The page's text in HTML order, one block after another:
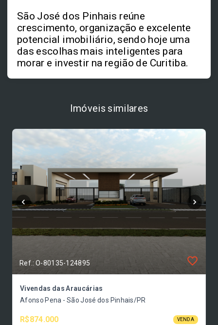
São José dos Pinhais reúne
crescimento, organização e excelente
potencial imobiliário, sendo hoje uma
das escolhas mais inteligentes para
morar e investir na região de Curitiba.
Imóveis similares
Ref.: O-80135-124895
Vivendas das Araucárias
Afonso Pena - São José dos Pinhais/PR
R$874.000 VENDA